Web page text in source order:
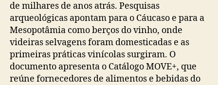
de milhares de anos atrás. Pesquisas
arqueológicas apontam para o Cáucaso e para a
Mesopotâmia como berços do vinho, onde
videiras selvagens foram domesticadas e as
primeiras práticas vinícolas surgiram. O
documento apresenta o Catálogo MOVE+, que
reúne fornecedores de alimentos e bebidas do